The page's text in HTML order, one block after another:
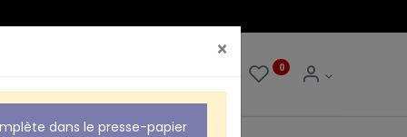
0
×
dans le presse-papier